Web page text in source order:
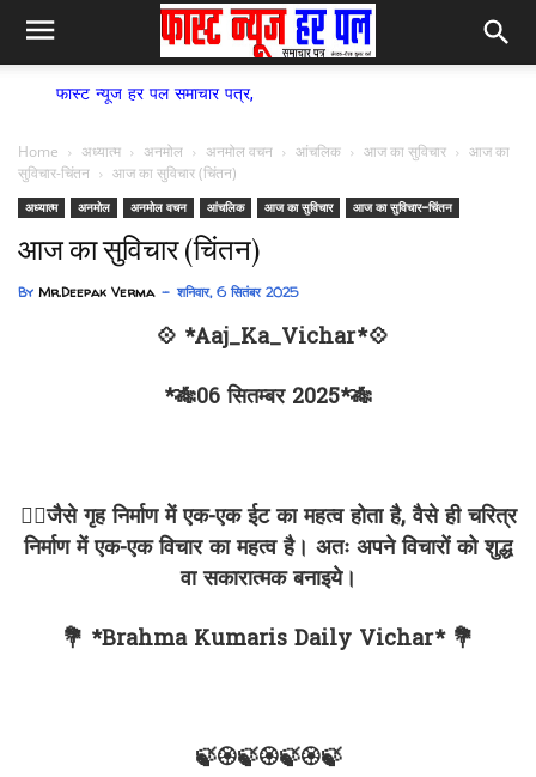
हर पल समाचार पत्र,
Home अध्यात्म अनमोल अनमोल वचन आंचलिक आज का सुविचार
आज का
सुविचार-चिंतन
आज का सुविचार (चिंतन)
अध्यात्म अनमोल अनमोल वचन आंचलिक आज का सुविचार आज का सुविचार-चिंतन
आज का सुविचार (चिंतन)
By Mr.Deepak Verma शनिवार, 6 सितंबर 2025
💠 *Aaj_Ka_Vichar*💠
*🎋06 सितम्बर 2025*🎋
✍🏻जैसे गृह निर्माण में एक-एक ईट का महत्व होता है, वैसे ही चरित्र
निर्माण में एक-एक विचार का महत्व है। अतः अपने विचारों को शुद्ध
वा सकारात्मक बनाइये।
💐 *Brahma Kumaris Daily Vichar* 💐
🍃🏵🍃🏵🍃🏵🍃